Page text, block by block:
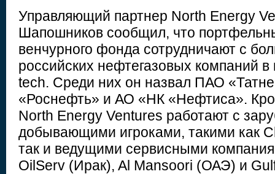
Управляющий партнер North Energy
Шапошников сообщил, что
венчурного фонда сотрудничают с
российских нефтегазовых компаний
tech. Среди них он назвал ПАО
«Роснефть» и АО «НК «Нефтиса».
North Energy Ventures работают с
добывающими игроками, такими как
так и ведущими сервисными
OilServ (Ирак), Al Mansoori (ОАЭ) и